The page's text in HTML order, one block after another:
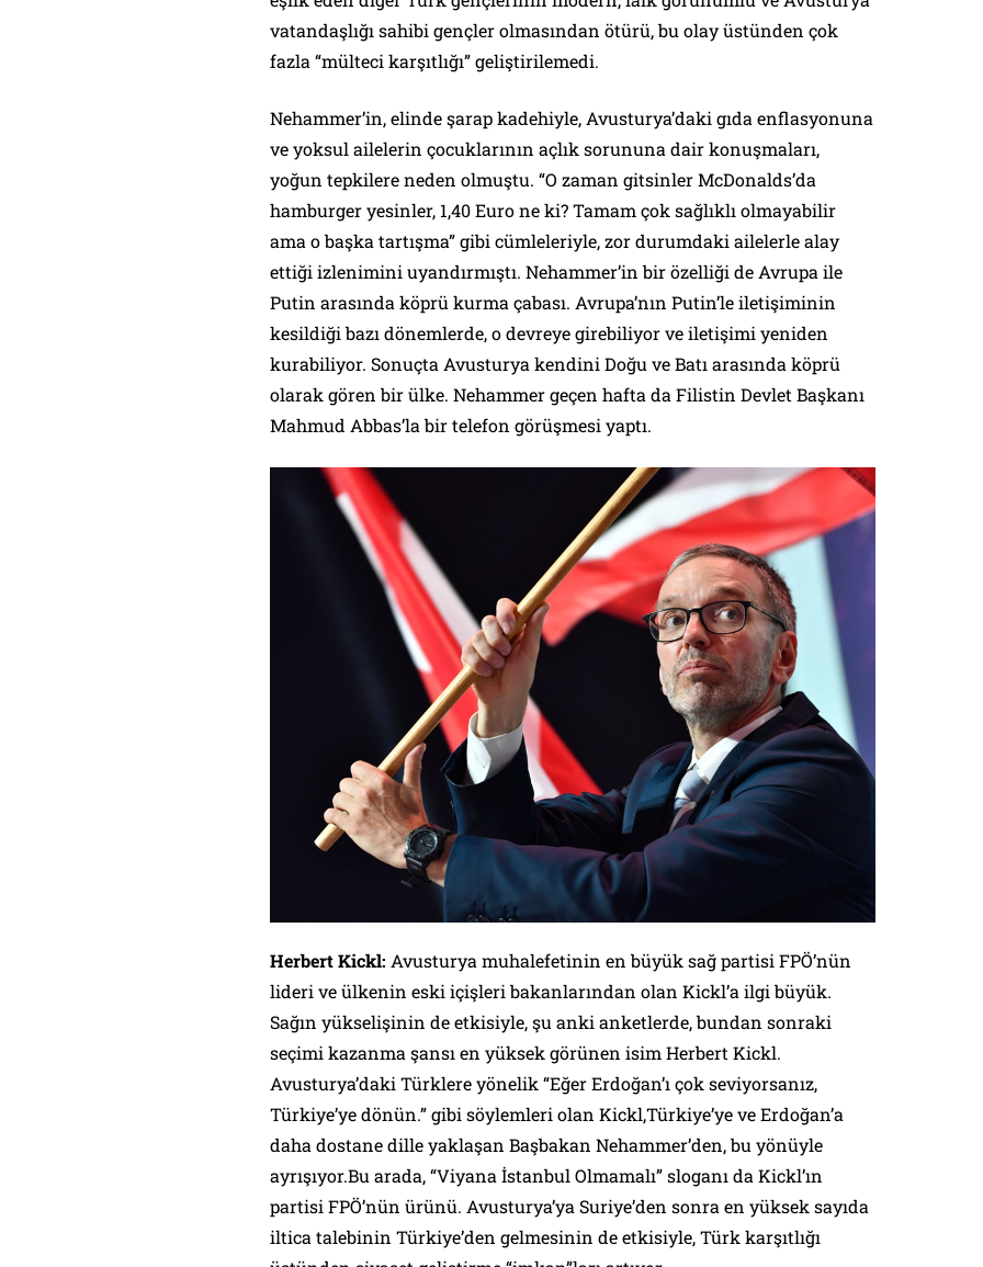
vatandaşlığı sahibi gençler olmasından ötürü, bu olay üstünden çok
fazla “mülteci karşıtlığı” geliştirilemedi.
Nehammer’in, elinde şarap kadehiyle, Avusturya’daki gıda enflasyonuna
ve yoksul ailelerin çocuklarının açlık sorununa dair konuşmaları,
yoğun tepkilere neden olmuştu. “O zaman gitsinler McDonalds’da
hamburger yesinler, 1,40 Euro ne ki? Tamam çok sağlıklı olmayabilir
ama o başka tartışma” gibi cümleleriyle, zor durumdaki ailelerle alay
ettiği izlenimini uyandırmıştı. Nehammer’in bir özelliği de Avrupa ile
Putin arasında köprü kurma çabası. Avrupa’nın Putin’le iletişiminin
kesildiği bazı dönemlerde, o devreye girebiliyor ve iletişimi yeniden
kurabiliyor. Sonuçta Avusturya kendini Doğu ve Batı arasında köprü
olarak gören bir ülke. Nehammer geçen hafta da Filistin Devlet Başkanı
Mahmud Abbas’la bir telefon görüşmesi yaptı.
Herbert Kickl: Avusturya muhalefetinin en büyük sağ partisi FPÖ’nün
lideri ve ülkenin eski içişleri bakanlarından olan Kickl’a ilgi büyük.
Sağın yükselişinin de etkisiyle, şu anki anketlerde, bundan sonraki
seçimi kazanma şansı en yüksek görünen isim Herbert Kickl.
Avusturya’daki Türklere yönelik “Eğer Erdoğan’ı çok seviyorsanız,
Türkiye’ye dönün.” gibi söylemleri olan Kickl,Türkiye’ye ve Erdoğan’a
daha dostane dille yaklaşan Başbakan Nehammer’den, bu yönüyle
ayrışıyor.Bu arada, “Viyana İstanbul Olmamalı” sloganı da Kickl’ın
partisi FPÖ’nün ürünü. Avusturya’ya Suriye’den sonra en yüksek sayıda
iltica talebinin Türkiye’den gelmesinin de etkisiyle, Türk karşıtlığı